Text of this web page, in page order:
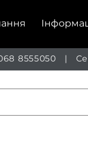
8555050 |